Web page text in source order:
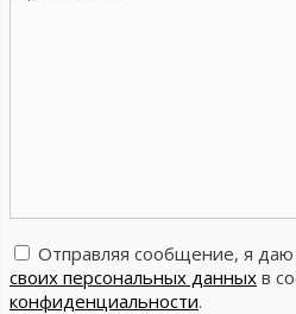
Отправляя сообщение, я даю
своих персональных данных в
конфиденциальности.